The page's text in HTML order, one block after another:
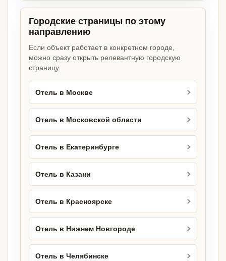
Городские страницы по этому
направлению
Если объект работает в конкретном городе,
можно сразу открыть релевантную городскую
страницу.
Отель в Москве
Отель в Московской области
Отель в Екатеринбурге
Отель в Казани
Отель в Красноярске
Отель в Нижнем Новгороде
Отель в Челябинске